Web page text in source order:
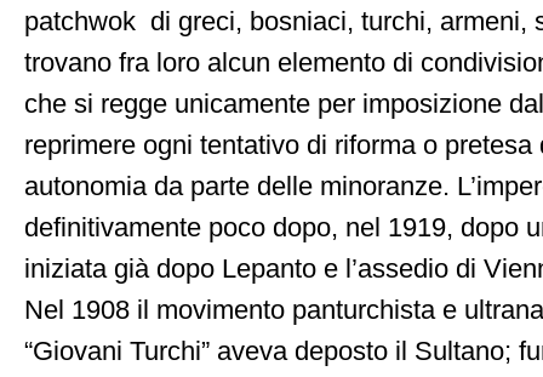
patchwok di greci, bosniaci, turchi, armeni,
trovano fra loro alcun elemento di
che si regge unicamente per imposizione
reprimere ogni tentativo di riforma o pretesa
autonomia da parte delle minoranze.
definitivamente poco dopo, nel 1919, dopo
iniziata già dopo Lepanto e l’assedio di
Nel 1908 il movimento panturchista e
“Giovani Turchi” aveva deposto il Sultano;